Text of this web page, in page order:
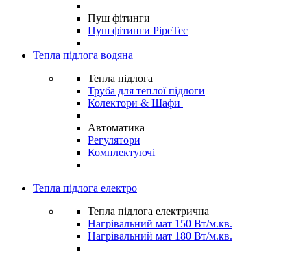
Пуш фітинги
Пуш фітинги PipeTec
Тепла підлога водяна
Тепла підлога
Труба для теплої підлоги
Колектори & Шафи
Автоматика
Регулятори
Комплектуючі
Тепла підлога електро
Тепла підлога електрична
Нагрівальний мат 150 Вт/м.кв.
Нагрівальний мат 180 Вт/м.кв.